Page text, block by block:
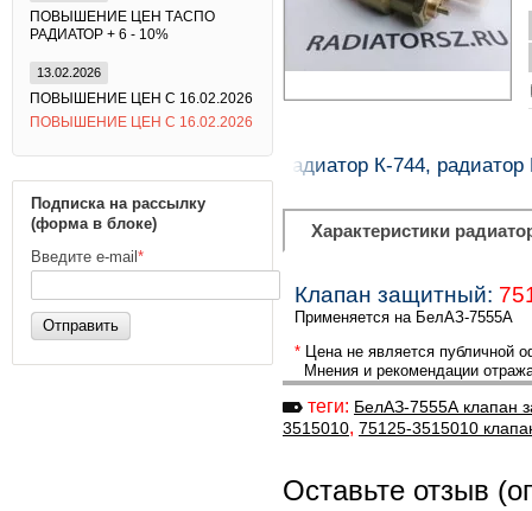
ПОВЫШЕНИЕ ЦЕН ТАСПО
РАДИАТОР + 6 - 10%
13.02.2026
ПОВЫШЕНИЕ ЦЕН С 16.02.2026
ПОВЫШЕНИЕ ЦЕН С 16.02.2026
Подписка на рассылку
(форма в блоке)
Введите e-mail *
Отправить
радиатор на Кировец, радиатор К-744,
Характеристики
Клапан защитный:
Применяется на БелАЗ-7555А
* Цена не является публичной
Мнения и рекомендации
теги: БелАЗ-7555А клапан
3515010, 75125-3515010
Оставьте отзыв